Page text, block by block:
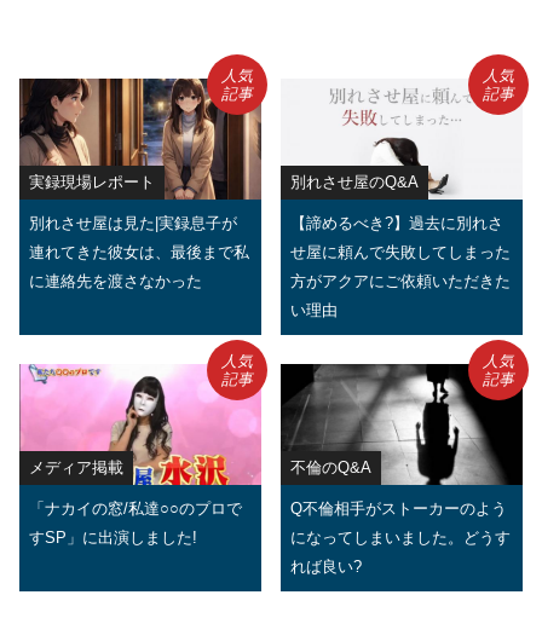
実録現場レポート
別れさせ屋は見た|実録息子が
連れてきた彼女は、最後まで私
に連絡先を渡さなかった
人気
記事
別れさせ屋のQ&A
【諦めるべき?】過去に別れさ
せ屋に頼んで失敗してしまった
方がアクアにご依頼いただきた
い理由
人気
記事
メディア掲載
「ナカイの窓/私達○○のプロで
すSP」に出演しました!
人気
記事
不倫のQ&A
Q不倫相手がストーカーのよう
になってしまいました。どうす
れば良い?
人気
記事